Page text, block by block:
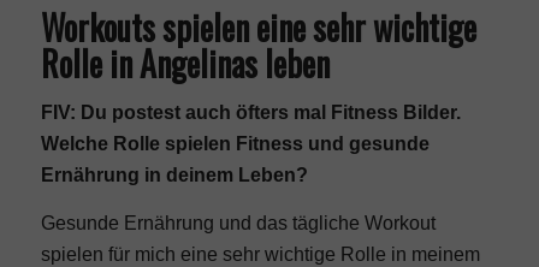
Workouts spielen eine sehr wichtige
Rolle in Angelinas leben
FIV: Du postest auch öfters mal Fitness Bilder.
Welche Rolle spielen Fitness und gesunde
Ernährung in deinem Leben?
Gesunde Ernährung und das tägliche Workout
spielen für mich eine sehr wichtige Rolle in meinem